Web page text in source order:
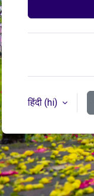
हिंदी ‎(hi)‎